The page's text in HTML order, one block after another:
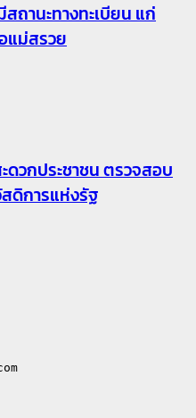
ถานะทางทะเบียน แก่
แม่สรวย
ดวกประชาชน ตรวจสอบ
ดิการแห่งรัฐ